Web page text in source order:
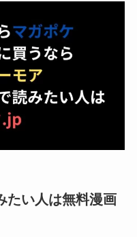
たい人は無料漫画